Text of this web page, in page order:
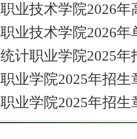
业技术学院2026年
业技术学院2026年
计职业学院2025年
业学院2025年招生
业学院2025年招生